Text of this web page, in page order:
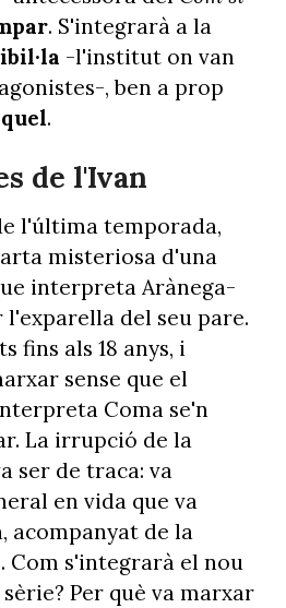
. S'integrarà a la
-l'institut on van
, ben a prop
.
de l'Ivan
l'última temporada,
misteriosa d'una
interpreta Arànega-
l'exparella del seu pare.
fins als 18 anys, i
sense que el
Coma se'n
La irrupció de la
ser de traca: va
en vida que va
acompanyat de la
. Com s'integrarà el nou
Per què va marxar